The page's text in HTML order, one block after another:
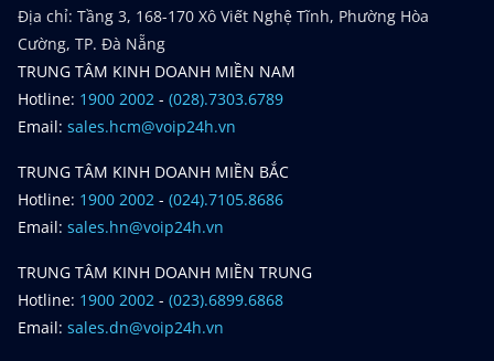
Địa chỉ: Tầng 3, 168-170 Xô Viết Nghệ Tĩnh, Phường Hòa
Cường, TP. Đà Nẵng
TRUNG TÂM KINH DOANH MIỀN NAM
Hotline: 1900 2002 - (028).7303.6789
Email: sales.hcm@voip24h.vn
TRUNG TÂM KINH DOANH MIỀN BẮC
Hotline: 1900 2002 - (024).7105.8686
Email: sales.hn@voip24h.vn
TRUNG TÂM KINH DOANH MIỀN TRUNG
Hotline: 1900 2002 - (023).6899.6868
Email: sales.dn@voip24h.vn